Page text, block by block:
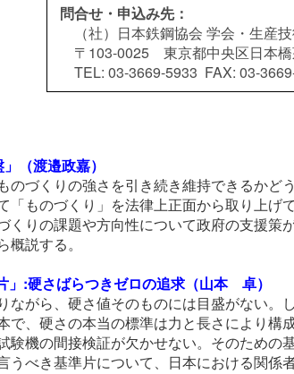
問合せ・申込み先：
（社）日本鉄鋼協会 学会・生
〒103-0025 東京都中央区日本
TEL: 03-3669-5933 FAX: 03-
（渡邉政嘉）
のづくりの強さを引き続き維持できるか
「ものづくり」を法律上正面から取り上
くりの課題や方向性について政府の支援
概説する。
」:硬さばらつきゼロの追求（山本 卓）
ながら、硬さ値そのものには目盛がない
で、硬さの本当の標準は力と長さにより
験機の間接検証が欠かせない。そのための
べき基準片について、日本における関係